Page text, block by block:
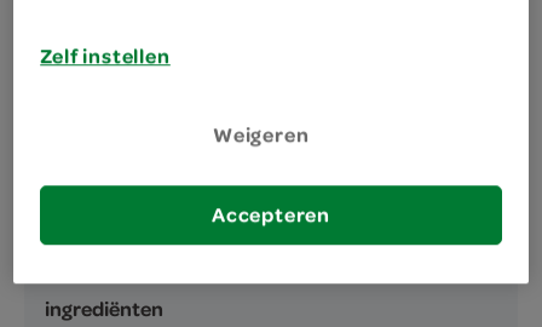
ingrediënten
ingrediënten
Zelf instellen
Weigeren
Accepteren